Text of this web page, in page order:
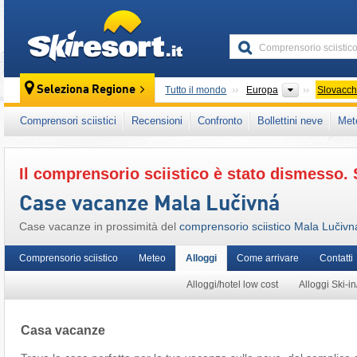
Seleziona Regione Tutto il mondo Europa Continenti
Questo comprensorio sciistico è presente
Carpazi centro-occidentali
Comprensori sciistici Recensioni Confronto Bollettini neve
Il comprensorio sciistico è stato dismesso.
Case vacanze Mala Lučivná
Case vacanze in prossimità del comprensorio sciistico Mala
Comprensorio sciistico Meteo Alloggi
Alloggi/hotel low cost Alloggi Ski-
Come arrivare Contatti
Casa vacanze